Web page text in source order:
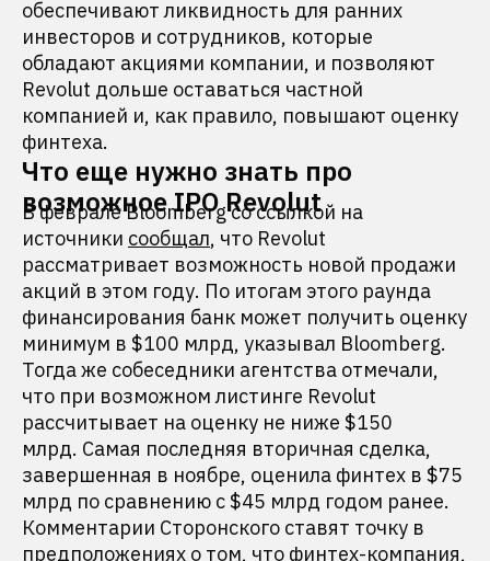
обеспечивают ликвидность для ранних
инвесторов и сотрудников, которые
обладают акциями компании, и позволяют
Revolut дольше оставаться частной
компанией и, как правило, повышают оценку
финтеха.
Что еще нужно знать про
возможное IPO Revolut
В феврале Bloomberg со ссылкой на
источники сообщал, что Revolut
рассматривает возможность новой продажи
акций в этом году. По итогам этого раунда
финансирования банк может получить оценку
минимум в $100 млрд, указывал Bloomberg.
Тогда же собеседники агентства отмечали,
что при возможном листинге Revolut
рассчитывает на оценку не ниже $150
млрд. Самая последняя вторичная сделка,
завершенная в ноябре, оценила финтех в $75
млрд по сравнению с $45 млрд годом ранее.
Комментарии Сторонского ставят точку в
предположениях о том, что финтех-компания,